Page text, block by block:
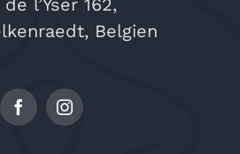
de l’Yser 162,
Belgien